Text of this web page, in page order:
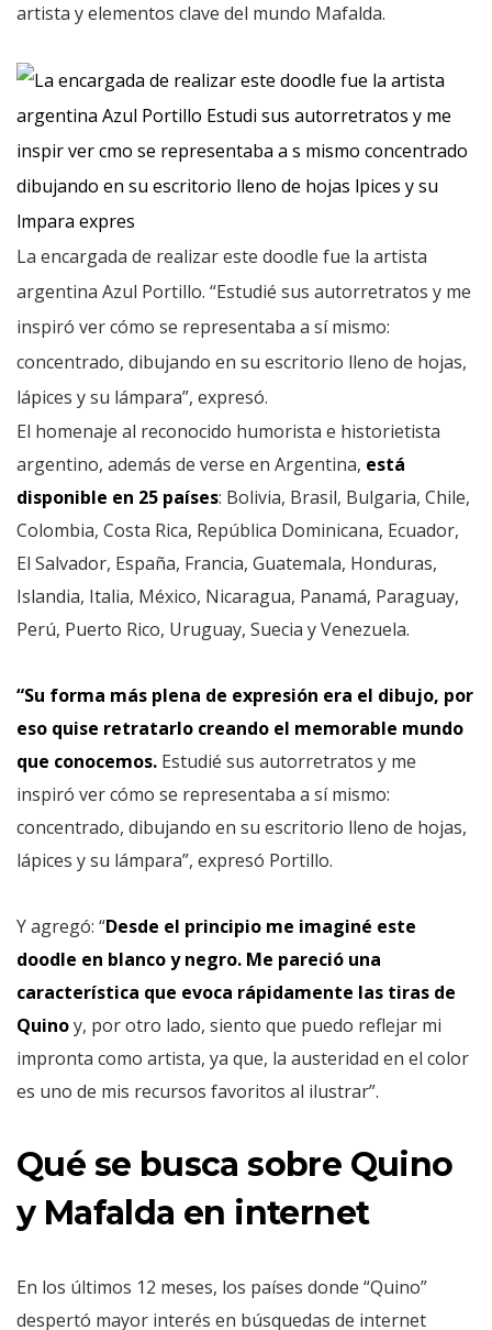
artista y elementos clave del mundo Mafalda.
La encargada de realizar este doodle fue la artista
argentina Azul Portillo. “Estudié sus autorretratos y me
inspiró ver cómo se representaba a sí mismo:
concentrado, dibujando en su escritorio lleno de hojas,
lápices y su lámpara”, expresó.
El homenaje al reconocido humorista e historietista
argentino, además de verse en Argentina, está
disponible en 25 países: Bolivia, Brasil, Bulgaria, Chile,
Colombia, Costa Rica, República Dominicana, Ecuador,
El Salvador, España, Francia, Guatemala, Honduras,
Islandia, Italia, México, Nicaragua, Panamá, Paraguay,
Perú, Puerto Rico, Uruguay, Suecia y Venezuela.
“Su forma más plena de expresión era el dibujo, por
eso quise retratarlo creando el memorable mundo
que conocemos. Estudié sus autorretratos y me
inspiró ver cómo se representaba a sí mismo:
concentrado, dibujando en su escritorio lleno de hojas,
lápices y su lámpara”, expresó Portillo.
Y agregó: “Desde el principio me imaginé este
doodle en blanco y negro. Me pareció una
característica que evoca rápidamente las tiras de
Quinoy, por otro lado, siento que puedo reflejar mi
impronta como artista, ya que, la austeridad en el color
es uno de mis recursos favoritos al ilustrar”.
Qué se busca sobre Quino
y Mafalda en internet
En los últimos 12 meses, los países donde “Quino”
despertó mayor interés en búsquedas de internet